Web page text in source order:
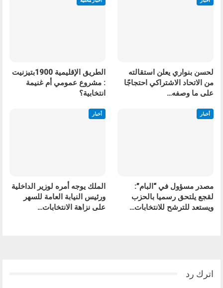
لحسن بنواري يعلن استقالته
من الاتحاد الاشتراكي احتجاجًا
على ما وصفه…
الطريق الإقليمية 1900بتيزنيت
: مشروع عمومي أم غنيمة
انتخابية؟
أخبار
مصدر مسؤول في “البام”:
لقجع يلتحق رسميا بالحزب
ويستعد للترشح للانتخابات…
أخبار
الملك يوجه أمره لوزير الداخلية
ورئيس النيابة العامة للسهر
على نزاهة الانتخابات…
اترك رد